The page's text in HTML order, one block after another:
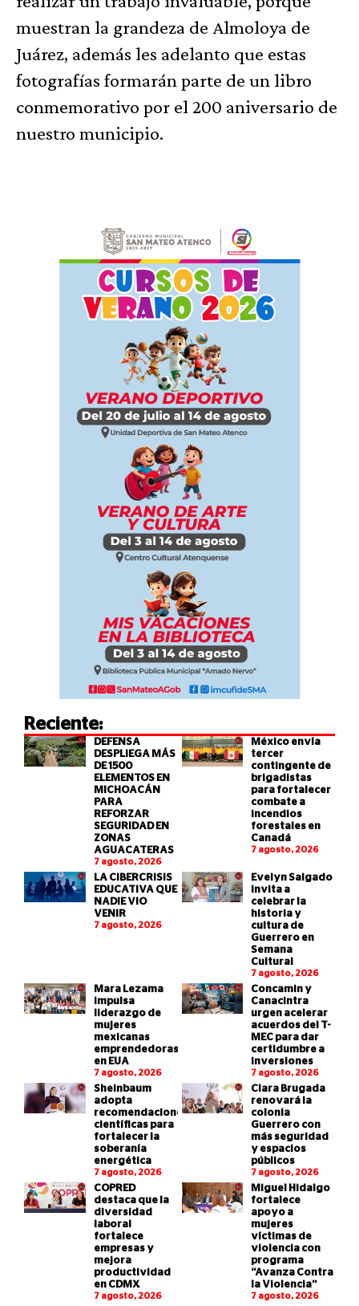
muestran la grandeza de Almoloya de
Juárez, además les adelanto que estas
fotografías formarán parte de un libro
conmemorativo por el 200 aniversario de
nuestro municipio.
Reciente:
DEFENSA
DESPLIEGA MÁS
DE 1500
ELEMENTOS EN
MICHOACÁN
PARA
REFORZAR
SEGURIDAD EN
ZONAS
AGUACATERAS
7 agosto, 2026
México envía
tercer
contingente de
brigadistas
para fortalecer
combate a
incendios
forestales en
Canadá
7 agosto, 2026
LA CIBERCRISIS
EDUCATIVA QUE
NADIE VIO
VENIR
7 agosto, 2026
Evelyn Salgado
invita a
celebrar la
historia y
cultura de
Guerrero en
Semana
Cultural
7 agosto, 2026
Mara Lezama
impulsa
liderazgo de
mujeres
mexicanas
emprendedoras
en EUA
7 agosto, 2026
Concamin y
Canacintra
urgen acelerar
acuerdos del T-
MEC para dar
certidumbre a
inversiones
7 agosto, 2026
Sheinbaum
adopta
recomendaciones
científicas para
fortalecer la
soberanía
energética
7 agosto, 2026
Clara Brugada
renovará la
colonia
Guerrero con
más seguridad
y espacios
públicos
7 agosto, 2026
COPRED
destaca que la
diversidad
laboral
fortalece
empresas y
mejora
productividad
en CDMX
7 agosto, 2026
Miguel Hidalgo
fortalece
apoyo a
mujeres
víctimas de
violencia con
programa
“Avanza Contra
la Violencia”
7 agosto, 2026